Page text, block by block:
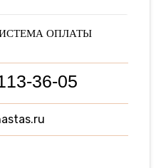
ОПЛАТЫ
36-05